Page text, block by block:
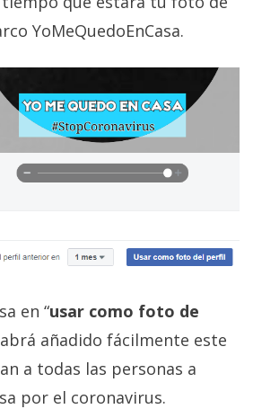
YoMeQuedoEnCasa.
en “usar como foto de
añadido fácilmente este
a todas las personas a
por el coronavirus.